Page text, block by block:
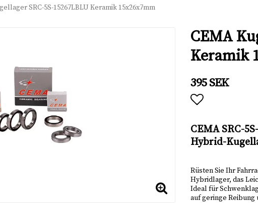
SRC-5S-15267LBLU Keramik 15x26x7mm
CEMA
Keramik
395 SEK
CEMA SRC-
Hybrid-
Rüsten Sie Ihr
Hybridlager, das
Ideal für
auf geringe